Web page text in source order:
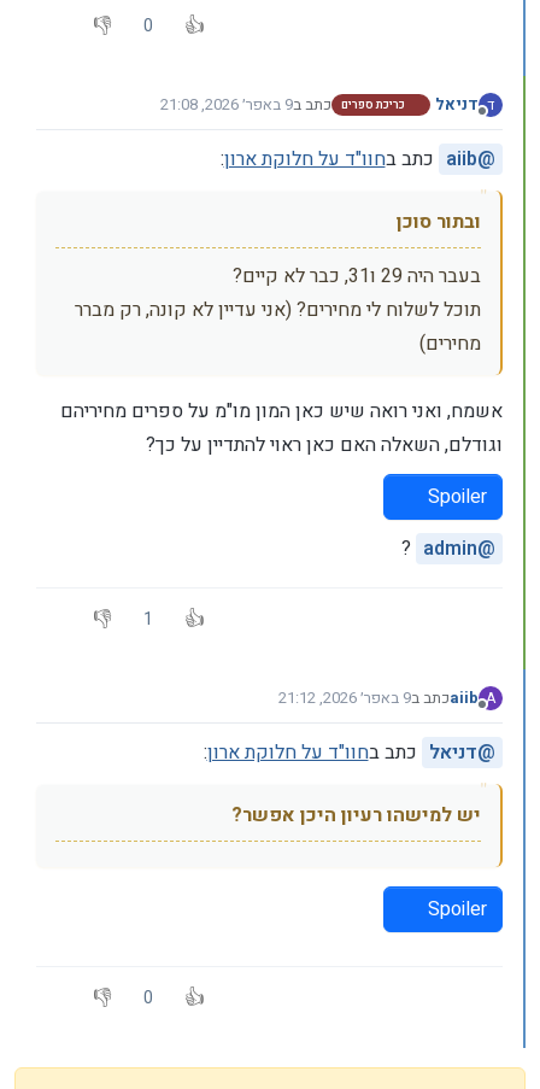
0
ד
מנותק
דניאל כריכת ספרים כתב ב9 באפר׳ 2026, 21:08
נערך לאחרונה על ידי דניאל
@
aiib כתב בחוו"ד על חלוקת ארון:
ובתור סוכן
בעבר היה 29 ו31, כבר לא קיים?
תוכל לשלוח לי מחירים? (אני עדיין לא קונה, רק מברר
מחירים)
אשמח, ואני רואה שיש כאן המון מו"מ על ספרים מחיריהם
וגודלם, השאלה האם כאן ראוי להתדיין על כך?
Spoiler
@
admin
?
1
A
מנותק
aiibכתב ב9 באפר׳ 2026, 21:12
נערך לאחרונה על ידי
@דניאל כתב בחוו"ד על חלוקת ארון:
יש למישהו רעיון היכן אפשר?
Spoiler
0